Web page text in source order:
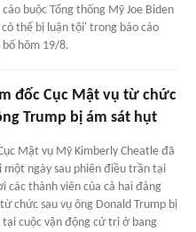
buộc Tổng thống Mỹ Joe Biden
thể bị luận tội' trong báo cáo
hôm 19/8.
đốc Cục Mật vụ từ chức
Trump bị ám sát hụt
Mật vụ Mỹ Kimberly Cheatle đã
một ngày sau phiên điều trần tại
các thành viên của cả hai đảng
chức sau vụ ông Donald Trump bị
cuộc vận động cử tri ở bang